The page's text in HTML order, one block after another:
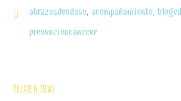
abrazosdeeduso, acompañamiento,
prevencioncanccer
Related News